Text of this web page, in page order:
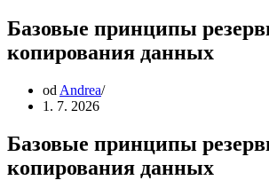
Базовые принципы
копирования данных
od Andrea
1. 7. 2026
Базовые принципы
копирования данных